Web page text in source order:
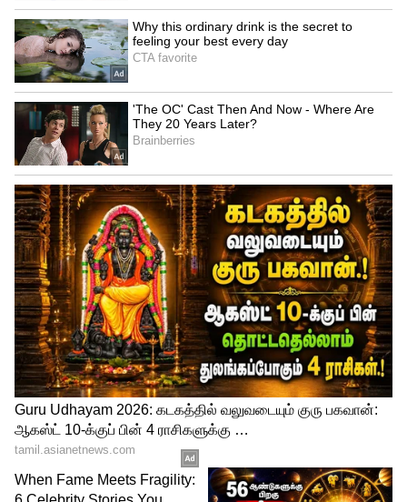
இளம் வீரருக்கு இந்திய அணி வாய்ப்பளிக்க
வேண்டும் என்று அவர் கேட்டுக்கொண்டார்.
அப்போது வைபவின் ஆட்டம் குறித்தும் ரவி
சாஸ்திரி தனது கருத்து ஒன்றை
பகிர்ந்துகொண்டார்.